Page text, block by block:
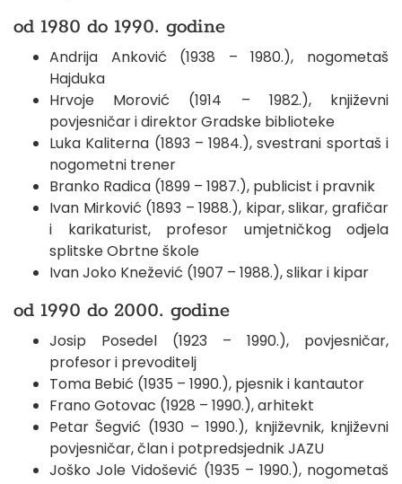
od 1980 do 1990. godine
Andrija Anković (1938 – 1980.), nogometaš
Hajduka
Hrvoje Morović (1914 – 1982.), književni
povjesničar i direktor Gradske biblioteke
Luka Kaliterna (1893 – 1984.), svestrani sportaš i
nogometni trener
Branko Radica (1899 – 1987.), publicist i pravnik
Ivan Mirković (1893 – 1988.), kipar, slikar, grafičar
i karikaturist, profesor umjetničkog odjela
splitske Obrtne škole
Ivan Joko Knežević (1907 – 1988.), slikar i kipar
od 1990 do 2000. godine
Josip Posedel (1923 – 1990.), povjesničar,
profesor i prevoditelj
Toma Bebić (1935 – 1990.), pjesnik i kantautor
Frano Gotovac (1928 – 1990.), arhitekt
Petar Šegvić (1930 – 1990.), književnik, književni
povjesničar, član i potpredsjednik JAZU
Joško Jole Vidošević (1935 – 1990.), nogometaš